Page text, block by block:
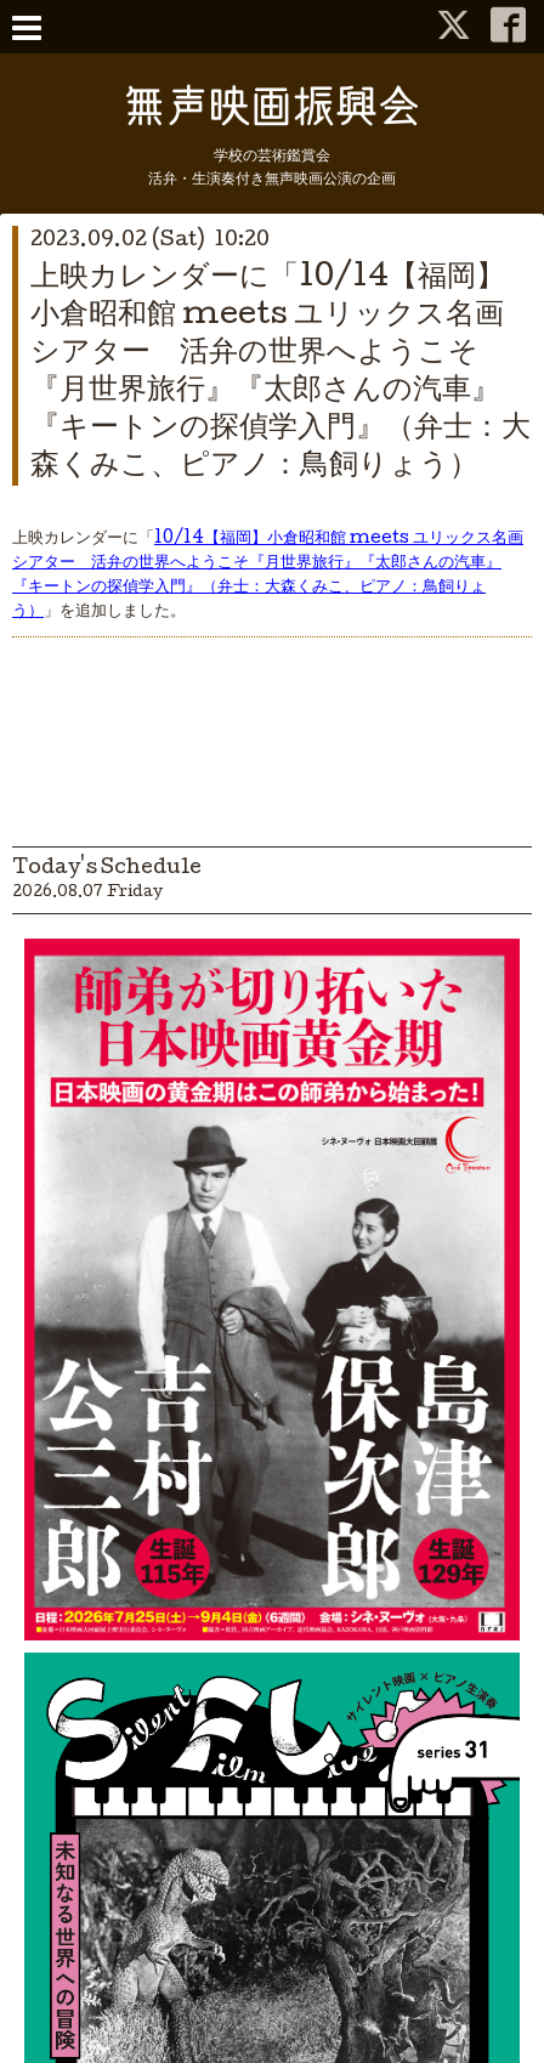
学校の芸術鑑賞会
活弁・生演奏付き無声映画公演の企画
2023.09.02 (Sat) 10:20
上映カレンダーに「10/14【福岡】
小倉昭和館 meets ユリックス名画
シアター 活弁の世界へようこそ
『月世界旅行』『太郎さんの汽車』
『キートンの探偵学入門』（弁士：大
森くみこ、ピアノ：鳥飼りょう）
上映カレンダーに「 10/14【福岡】小倉昭和館 meets ユリックス名画
シアター 活弁の世界へようこそ『月世界旅行』『太郎さんの汽車』
『キートンの探偵学入門』（弁士：大森くみこ、ピアノ：鳥飼りょ
う） 」を追加しました。
Today's Schedule
2026.08.07 Friday